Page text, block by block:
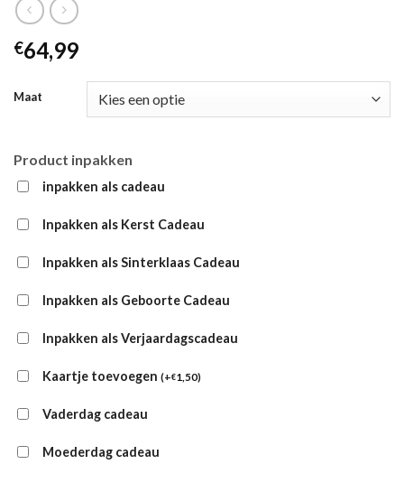
€64,99
Maat
Product inpakken
inpakken als cadeau
Inpakken als Kerst Cadeau
Inpakken als Sinterklaas Cadeau
Inpakken als Geboorte Cadeau
Inpakken als Verjaardagscadeau
Kaartje toevoegen (+€1,50)
Vaderdag cadeau
Moederdag cadeau